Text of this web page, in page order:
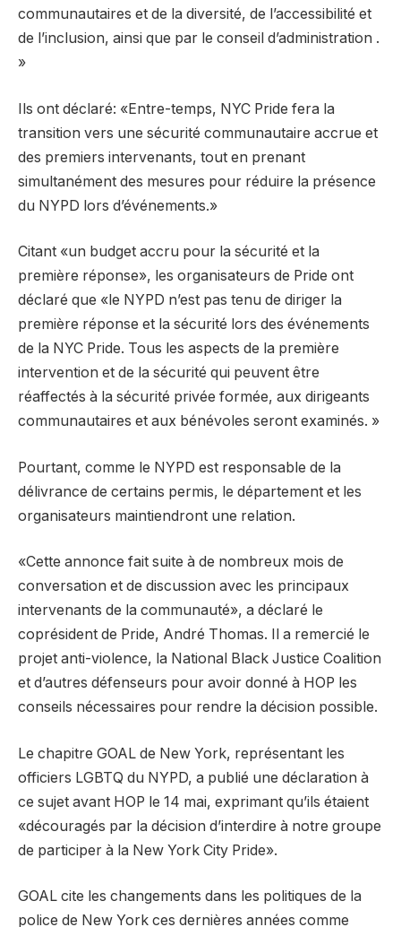
communautaires et de la diversité, de l’accessibilité et
de l’inclusion, ainsi que par le conseil d’administration .
»
Ils ont déclaré: «Entre-temps, NYC Pride fera la
transition vers une sécurité communautaire accrue et
des premiers intervenants, tout en prenant
simultanément des mesures pour réduire la présence
du NYPD lors d’événements.»
Citant «un budget accru pour la sécurité et la
première réponse», les organisateurs de Pride ont
déclaré que «le NYPD n’est pas tenu de diriger la
première réponse et la sécurité lors des événements
de la NYC Pride. Tous les aspects de la première
intervention et de la sécurité qui peuvent être
réaffectés à la sécurité privée formée, aux dirigeants
communautaires et aux bénévoles seront examinés. »
Pourtant, comme le NYPD est responsable de la
délivrance de certains permis, le département et les
organisateurs maintiendront une relation.
«Cette annonce fait suite à de nombreux mois de
conversation et de discussion avec les principaux
intervenants de la communauté», a déclaré le
coprésident de Pride, André Thomas. Il a remercié le
projet anti-violence, la National Black Justice Coalition
et d’autres défenseurs pour avoir donné à HOP les
conseils nécessaires pour rendre la décision possible.
Le chapitre GOAL de New York, représentant les
officiers LGBTQ du NYPD, a publié une déclaration à
ce sujet avant HOP le 14 mai, exprimant qu’ils étaient
«découragés par la décision d’interdire à notre groupe
de participer à la New York City Pride».
GOAL cite les changements dans les politiques de la
police de New York ces dernières années comme